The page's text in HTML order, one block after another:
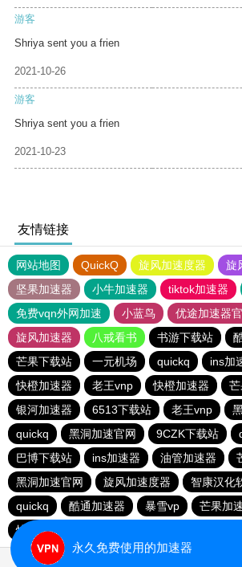
游客
Shriya sent you a frien
2021-10-26
游客
Shriya sent you a frien
2021-10-23
友情链接
网站地图 QuickQ 旋风加速度器 旋
坚果加速器
小牛加速器 tiktok加速器
免费vqn外网加速
小蓝鸟 优途加速器
旋风加速器
八戒看书 书游下载站
芒果下载站
一元机场 quickq ins加
快橙加速器
老王vnp 快橙加速器
银河加速器
6513下载站 老王vnp
quickq
黑洞加速官网 9CZK下载站
巴博下载站
ins加速器 油管加速器
黑洞加速官网
旋风加速度器
智康汉化
quickq
酷通加速器 暴雪vp 芒果加
快橙加速器
永久免费使用的加速器